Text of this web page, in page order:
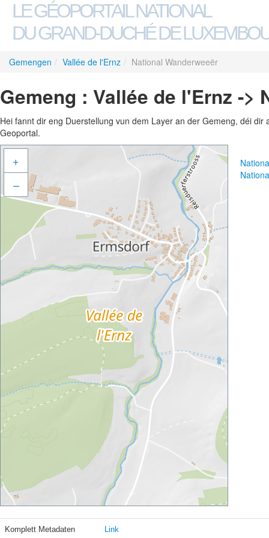
LE GÉOPORTAIL NATIONAL
DU GRAND-DUCHÉ DE
Gemengen / Vallée de l'Ernz / National Wanderweeër
Gemeng : Vallée de l'Ernz ->
Hei fannt dir eng Duerstellung vun dem Layer an der Gemeng, déi
Geoportal.
+
–
Komplett Metadaten Link